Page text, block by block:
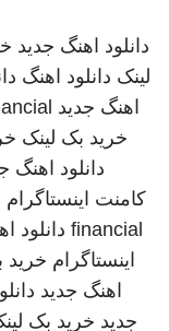
دانلود اهنگ جدید
لینک دانلود اهنگ
اهنگ جدید
خرید بک لینک
دانلود اهنگ
کامنت اینستاگرام
financial دانلود
اینستاگرام خرید
اهنگ جدید
جدید خرید بک